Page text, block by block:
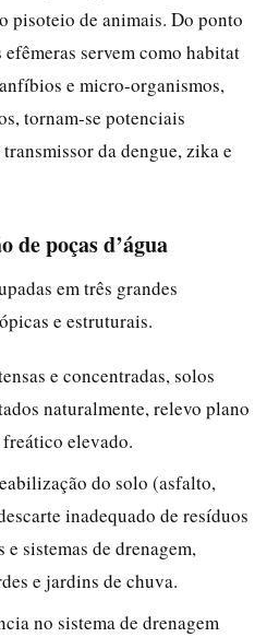
pisoteio de animais. Do ponto
servem como habitat
e micro-organismos,
tornam-se potenciais
da dengue, zika e
de poças d’água
em três grandes
e estruturais.
e concentradas, solos
naturalmente, relevo plano
elevado.
do solo (asfalto,
inadequado de resíduos
sistemas de drenagem,
e jardins de chuva.
no sistema de drenagem